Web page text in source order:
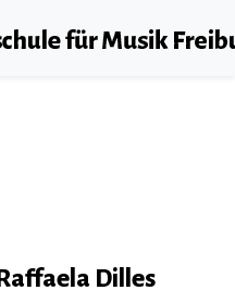
Dilles